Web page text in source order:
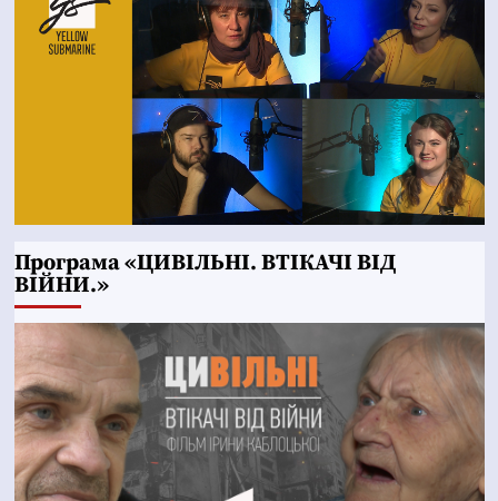
Програма «ЦИВІЛЬНІ. ВТІКАЧІ ВІД
ВІЙНИ.»